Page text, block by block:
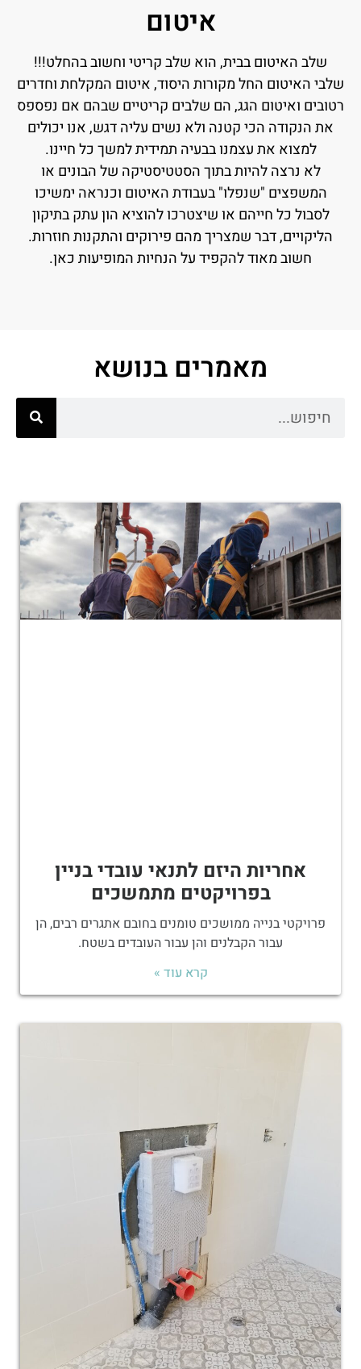
איטום
שלב האיטום בבית, הוא שלב קריטי וחשוב בהחלט!!!
שלבי האיטום החל מקורות היסוד, איטום המקלחת וחדרים
רטובים ואיטום הגג, הם שלבים קריטיים שבהם אם נפספס
את הנקודה הכי קטנה ולא נשים עליה דגש, אנו יכולים
למצוא את עצמנו בבעיה תמידית למשך כל חיינו.
לא נרצה להיות בתוך הסטטיסטיקה של הבונים או
המשפצים "שנפלו" בעבודת האיטום וכנראה ימשיכו
לסבול כל חייהם או שיצטרכו להוציא הון עתק בתיקון
הליקויים, דבר שמצריך מהם פירוקים והתקנות חוזרות.
חשוב מאוד להקפיד על הנחיות המופיעות כאן.
מאמרים בנושא
אחריות היזם לתנאי עובדי בניין
בפרויקטים מתמשכים
פרויקטי בנייה ממושכים טומנים בחובם אתגרים רבים, הן
עבור הקבלנים והן עבור העובדים בשטח.
קרא עוד »